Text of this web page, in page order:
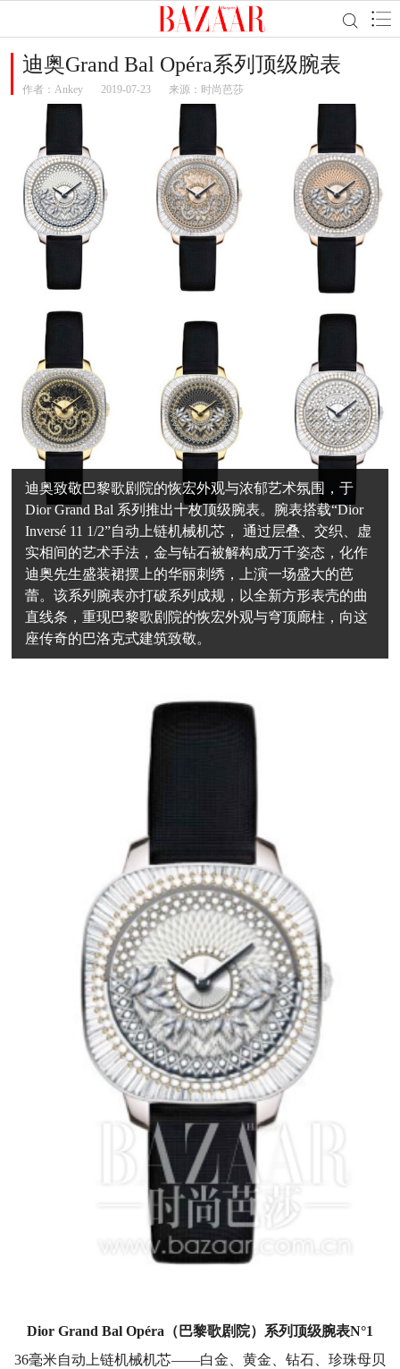
迪奥Grand Bal Opéra系列顶级腕表
作者： Ankey 2019-07-23 来源：时尚芭莎
迪奥致敬巴黎歌剧院的恢宏外观与浓郁艺术氛围，于
Dior Grand Bal 系列推出十枚顶级腕表。腕表搭载“Dior
Inversé 11 1/2”自动上链机械机芯， 通过层叠、交织、虚
实相间的艺术手法，金与钻石被解构成万千姿态，化作
迪奥先生盛装裙摆上的华丽刺绣，上演一场盛大的芭
蕾。该系列腕表亦打破系列成规，以全新方形表壳的曲
直线条，重现巴黎歌剧院的恢宏外观与穹顶廊柱，向这
座传奇的巴洛克式建筑致敬。
Dior Grand Bal Opéra （巴黎歌剧院）系列顶级腕表N°1
36毫米自动上链机械机芯——白金、黄金、钻石、珍珠母贝